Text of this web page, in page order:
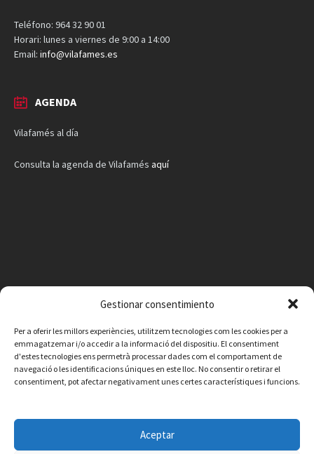
Gestionar consentimiento
Per a oferir les millors experiències, utilitzem tecnologies com les cookies per a
emmagatzemar i/o accedir a la informació del dispositiu. El consentiment
d'estes tecnologies ens permetrà processar dades com el comportament de
navegació o les identificacions úniques en este lloc. No consentir o retirar el
consentiment, pot afectar negativament unes certes característiques i funcions.
Aceptar
Teléfono: 964 32 90 01
Horari: lunes a viernes de 9:00 a 14:00
Email: info@vilafames.es
AGENDA
Vilafamés al día
Consulta la agenda de Vilafamés aquí
Política de privacitat